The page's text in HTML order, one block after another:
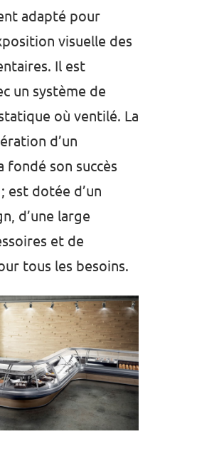
adapté pour
visuelle des
Il est
un système de
où ventilé. La
d’un
fondé son succès
est dotée d’un
d’une large
et de
tous les besoins.